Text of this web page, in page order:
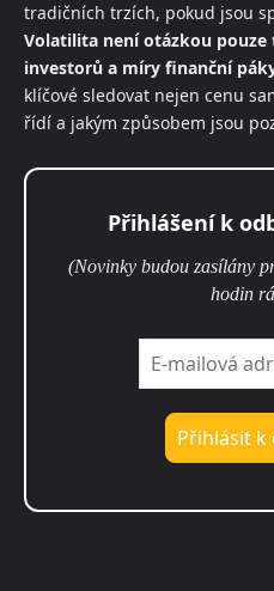
tradičních trzích, pokud jsou
Volatilita není otázkou
investorů a míry finanční
klíčové sledovat nejen cenu
řídí a jakým způsobem jsou
Přihlášení k
(Novinky budou zasílány
hodin